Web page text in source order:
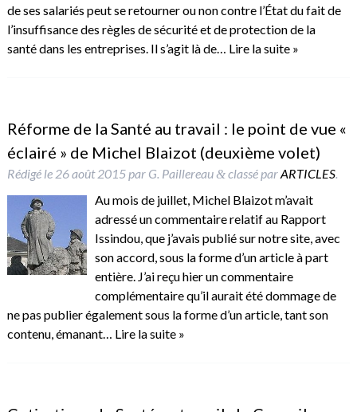
de ses salariés peut se retourner ou non contre l’État du fait de
l’insuffisance des règles de sécurité et de protection de la
santé dans les entreprises. Il s’agit là de… Lire la suite »
Réforme de la Santé au travail : le point de vue «
éclairé » de Michel Blaizot (deuxième volet)
Rédigé le 26 août 2015par G. Paillereau &classé parARTICLES.
Au mois de juillet, Michel Blaizot m’avait
adressé un commentaire relatif au Rapport
Issindou, que j’avais publié sur notre site, avec
son accord, sous la forme d’un article à part
entière. J’ai reçu hier un commentaire
complémentaire qu’il aurait été dommage de
ne pas publier également sous la forme d’un article, tant son
contenu, émanant… Lire la suite »